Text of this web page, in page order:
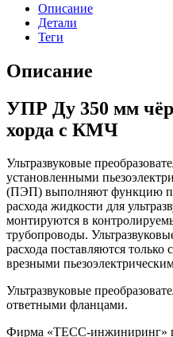
Описание
Детали
Теги
Описание
УПР Ду 350 мм
хорда с КМЧ
Ультразвуковые
установленными
(ПЭП) выполняют функцию
расхода жидкости для
монтируются в
трубопроводы.
расхода поставляются только с
врезными
Ультразвуковые
ответными фланцами.
Фирма «ТЕСС-инжиниринг»